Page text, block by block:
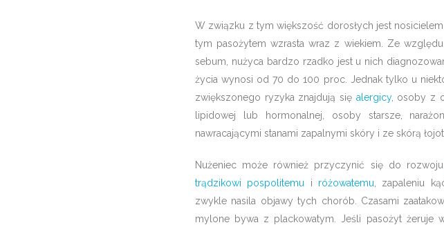
W związku z tym większość dorosłych jest
tym pasożytem wzrasta wraz z wiekiem. Ze
sebum, nużyca bardzo rzadko jest u nich
życia wynosi od 70 do 100 proc. Jednak tylko u
zwiększonego ryzyka znajdują się alergicy, osoby z
lipidowej lub hormonalnej, osoby starsze,
nawracającymi stanami zapalnymi skóry i ze skórą
Nużeniec może również przyczynić się do rozwoju
trądzikowi pospolitemu i różowatemu , zapaleniu
zwykle nasila objawy tych chorób. Czasami
mylone bywa z plackowatym. Jeśli pasożyt żeruje